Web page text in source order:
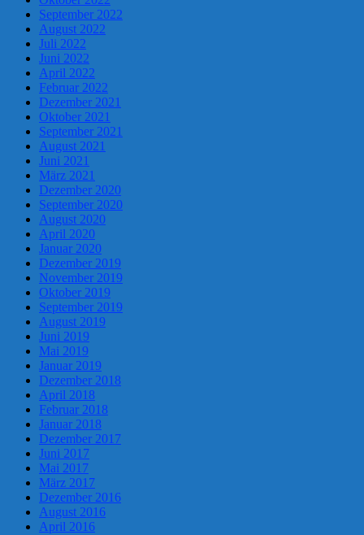
September 2022
August 2022
Juli 2022
Juni 2022
April 2022
Februar 2022
Dezember 2021
Oktober 2021
September 2021
August 2021
Juni 2021
März 2021
Dezember 2020
September 2020
August 2020
April 2020
Januar 2020
Dezember 2019
November 2019
Oktober 2019
September 2019
August 2019
Juni 2019
Mai 2019
Januar 2019
Dezember 2018
April 2018
Februar 2018
Januar 2018
Dezember 2017
Juni 2017
Mai 2017
März 2017
Dezember 2016
August 2016
April 2016